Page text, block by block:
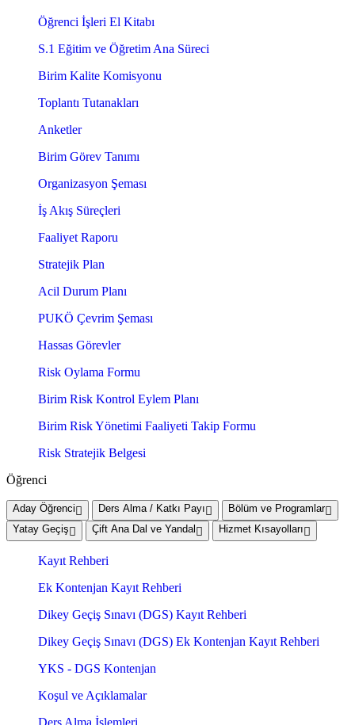
Öğrenci İşleri El Kitabı
S.1 Eğitim ve Öğretim Ana Süreci
Birim Kalite Komisyonu
Toplantı Tutanakları
Anketler
Birim Görev Tanımı
Organizasyon Şeması
İş Akış Süreçleri
Faaliyet Raporu
Stratejik Plan
Acil Durum Planı
PUKÖ Çevrim Şeması
Hassas Görevler
Risk Oylama Formu
Birim Risk Kontrol Eylem Planı
Birim Risk Yönetimi Faaliyeti Takip Formu
Risk Stratejik Belgesi
Öğrenci
Aday Öğrenci Ders Alma / Katkı Payı
Bölüm ve Programlar
Yatay Geçiş
Çift Ana Dal ve Yandal Hizmet Kısayolları
Kayıt Rehberi
Ek Kontenjan Kayıt Rehberi
Dikey Geçiş Sınavı (DGS) Kayıt Rehberi
Dikey Geçiş Sınavı (DGS) Ek Kontenjan Kayıt Rehberi
YKS - DGS Kontenjan
Koşul ve Açıklamalar